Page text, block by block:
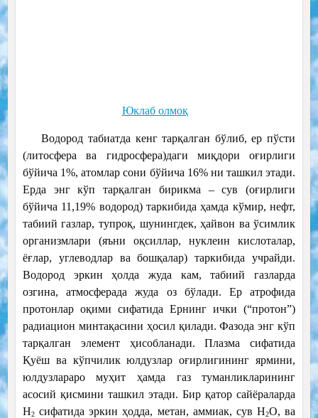
Юклаб олмоқ
Водород табиатда кенг тарқалган бўлиб, ер пўсти
(литосфера ва гидросфера)даги миқдори оғирлиги
бўйича 1%, атомлар сони бўйича 16% ни ташкил этади.
Ерда энг кўп тарқалган бирикма – сув (оғирлиги
бўйича 11,19% водород) таркибида ҳамда кўмир, нефт,
табиий газлар, тупроқ, шунингдек, ҳайвон ва ўсимлик
организмлари (яъни оқсиллар, нуклеин кислоталар,
ёғлар, углеводлар ва бошқалар) таркибида учрайди.
Водород эркин ҳолда жуда кам, табиий газларда
озгина, атмосферада жуда оз бўлади. Ер атрофида
протонлар оқими сифатида Ернинг ички (“протон”)
радиацион минтақасини ҳосил қилади. Фазода энг кўп
тарқалган элемент ҳисобланади. Плазма сифатида
Қуёш ва кўпчилик юлдузлар оғирлигининг ярмини,
юлдузлараро муҳит ҳамда газ туманликларининг
асосий қисмини ташкил этади. Бир қатор сайёраларда
Н2сифатида эркин ҳодда, метан, аммиак, сув Н2О, ва